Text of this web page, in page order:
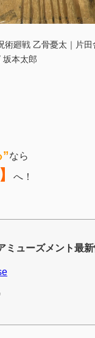
廻戦 乙骨憂太｜片
坂本太郎
”なら
へ！
ミューズメント最